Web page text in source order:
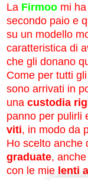
La Firmoo mi
secondo paio e
su un modello
caratteristica di
che gli donano
Come per tutti gli
sono arrivati in
una custodia
panno per pulirli
viti, in modo da
Ho scelto anche
graduate,
con le mie lenti